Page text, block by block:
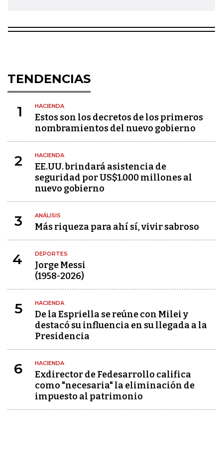
TENDENCIAS
1 HACIENDA
Estos son los decretos de los primeros
nombramientos del nuevo gobierno
2 HACIENDA
EE.UU. brindará asistencia de
seguridad por US$1.000 millones al
nuevo gobierno
3 ANÁLISIS
Más riqueza para ahí sí, vivir sabroso
4 DEPORTES
Jorge Messi
(1958-2026)
5 HACIENDA
De la Espriella se reúne con Milei y
destacó su influencia en su llegada a la
Presidencia
6 HACIENDA
Exdirector de Fedesarrollo califica
como "necesaria" la eliminación de
impuesto al patrimonio